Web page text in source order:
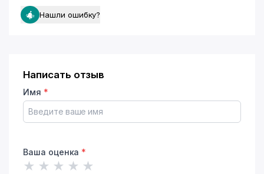
Нашли ошибку?
Написать отзыв
Имя *
Ваша оценка *
★ ★ ★ ★ ★